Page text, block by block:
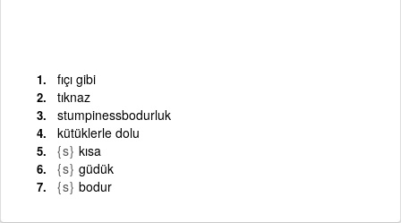
fıçı gibi
tıknaz
stumpinessbodurluk
kütüklerle dolu
{s} kısa
{s} güdük
{s} bodur